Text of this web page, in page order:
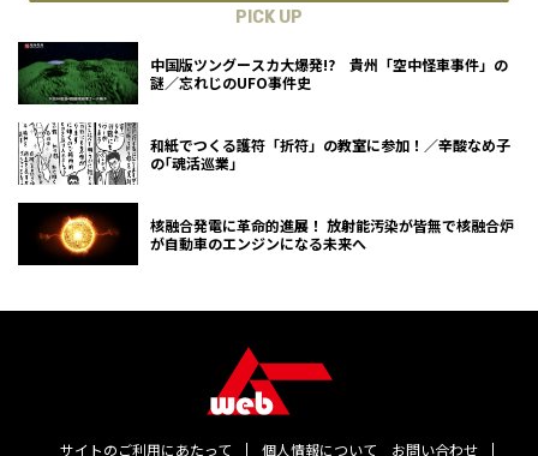
PICK UP
中国版ツングースカ大爆発!? 貴州「空中怪車事件」の
謎／忘れじのUFO事件史
和紙でつくる護符「折符」の教室に参加！／辛酸なめ子
の｢魂活巡業｣
核融合発電に革命的進展！ 放射能汚染が皆無で核融合炉
が自動車のエンジンになる未来へ
サイトのご利用にあたって 個人情報について お問い合わせ